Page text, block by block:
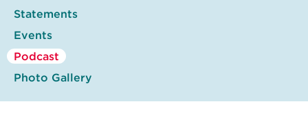
Statements
Events
Podcast
Photo Gallery